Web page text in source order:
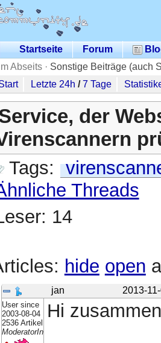
Startseite Forum
Abseits · Sonstige Beiträge (auch
Letzte 24h /7 Tage
der
Tags:
Threads
14
hide open
jan 2013-
User since
2003-08-04
2536 Artikel
ModeratorIn
Hi